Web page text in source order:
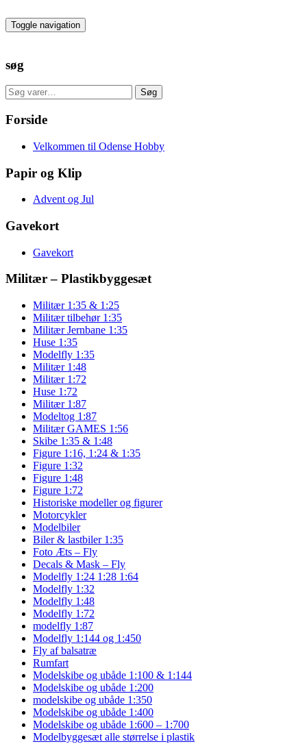
to
the
Toggle navigation
søg
Søg
efter:
Søg
Forside
Velkommen til Odense Hobby
Papir og Klip
Advent og Jul
Gavekort
Gavekort
Militær – Plastikbyggesæt
Militær 1:35 & 1:25
Militær tilbehør 1:35
Militær Jernbane 1:35
Huse 1:35
Modelfly 1:35
Militær 1:48
Militær 1:72
Huse 1:72
Militær 1:87
Modeltog 1:87
Militær GAMES 1:56
Skibe 1:35 & 1:48
Figure 1:16, 1:24 & 1:35
Figure 1:32
Figure 1:48
Figure 1:72
Historiske modeller og figurer
Motorcykler
Modelbiler
Biler & lastbiler 1:35
Foto Æts – Fly
Decals & Mask – Fly
Modelfly 1:24 1:28 1:64
Modelfly 1:32
Modelfly 1:48
Modelfly 1:72
modelfly 1:87
Modelfly 1:144 og 1:450
Fly af balsatræ
Rumfart
Modelskibe og ubåde 1:100 & 1:144
Modelskibe og ubåde 1:200
modelskibe og ubåde 1:350
Modelskibe og ubåde 1:400
Modelskibe og ubåde 1:600 – 1:700
Modelbyggesæt alle størrelse i plastik